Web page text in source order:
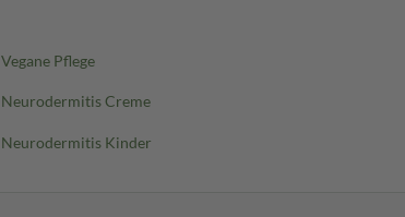
Vegane Pflege
Neurodermitis Creme
Neurodermitis Kinder